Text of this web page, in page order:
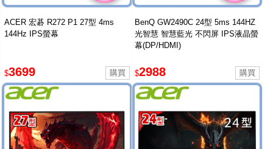
ACER 宏碁 R272 P1 27型 4ms
144Hz IPS螢幕
$3699
BenQ GW2490C 24型 5ms 144HZ
光智慧 智慧藍光 不閃屏 IPS液晶螢
幕(DP/HDMI)
$2988